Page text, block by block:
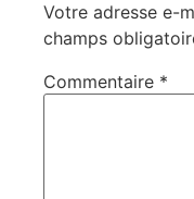
Votre adresse e-
champs
Commentaire *